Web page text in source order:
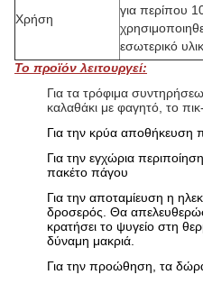
Χρήση
για περίπου
εσωτερικό
Το προϊόν λειτουργεί:
Για τα τρόφιμα
καλαθάκι με φαγητό, το
Για την κρύα αποθήκευση
Για την εγχώρια
πακέτο πάγου
Για την αποταμίευση η
δροσερός. Θα
κρατήσει το ψυγείο στη
δύναμη μακριά.
Για την προώθηση, τα